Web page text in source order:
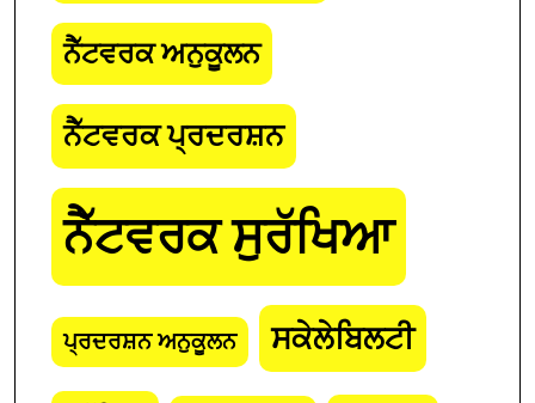
ਨੈੱਟਵਰਕ ਅਨੁਕੂਲਨ
ਨੈੱਟਵਰਕ ਪ੍ਰਦਰਸ਼ਨ
ਨੈੱਟਵਰਕ ਸੁਰੱਖਿਆ
ਪ੍ਰਦਰਸ਼ਨ ਅਨੁਕੂਲਨ ਸਕੇਲੇਬਿਲਟੀ